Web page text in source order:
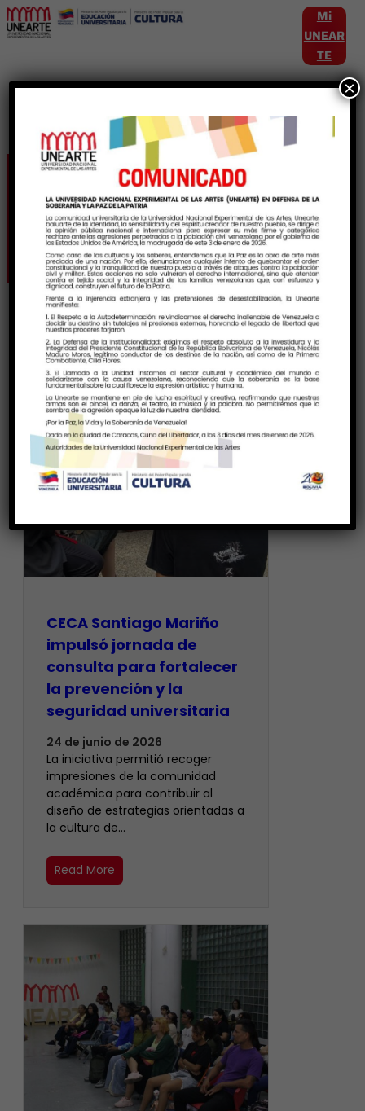
Mi
UNEAR
TE
Etiqueta:
ArqueologiaVenezolana
CECA Santiago Mariño
impulsó jornada de
consulta para fortalecer
la prevención y la
seguridad universitaria
24 de junio de 2026
La iniciativa permitió recoger
impresiones de la comunidad
académica para contribuir al
diseño de estrategias orientadas a
la cultura de…
Read More
×